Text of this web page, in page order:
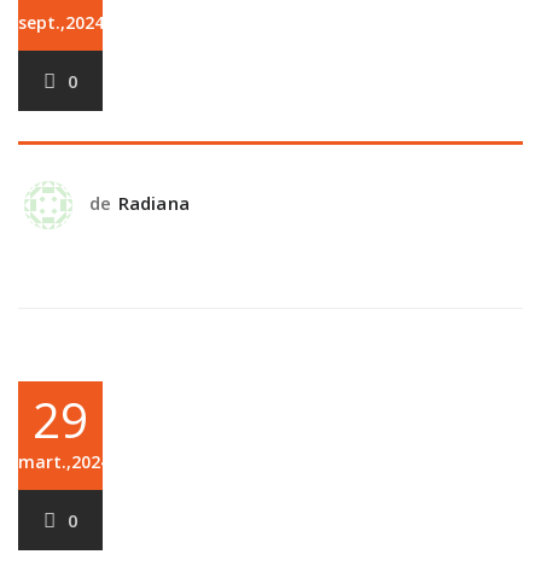
sept.,2024
0
de Radiana
29
mart.,2024
0